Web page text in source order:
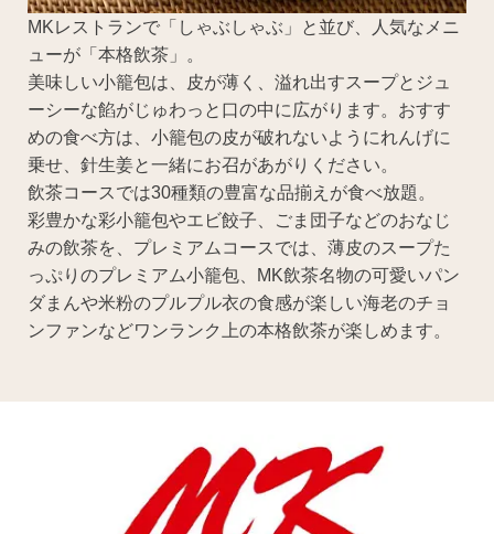
MKレストランで「しゃぶしゃぶ」と並び、人気なメニ
ューが「本格飲茶」。
美味しい小籠包は、皮が薄く、溢れ出すスープとジュ
ーシーな餡がじゅわっと口の中に広がります。おすす
めの食べ方は、小籠包の皮が破れないようにれんげに
乗せ、針生姜と一緒にお召があがりください。
飲茶コースでは30種類の豊富な品揃えが食べ放題。
彩豊かな彩小籠包やエビ餃子、ごま団子などのおなじ
みの飲茶を、プレミアムコースでは、薄皮のスープた
っぷりのプレミアム小籠包、MK飲茶名物の可愛いパン
ダまんや米粉のプルプル衣の食感が楽しい海老のチョ
ンファンなどワンランク上の本格飲茶が楽しめます。